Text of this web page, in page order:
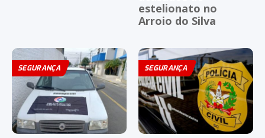
estelionato no
Arroio do Silva
SEGURANÇA SEGURANÇA